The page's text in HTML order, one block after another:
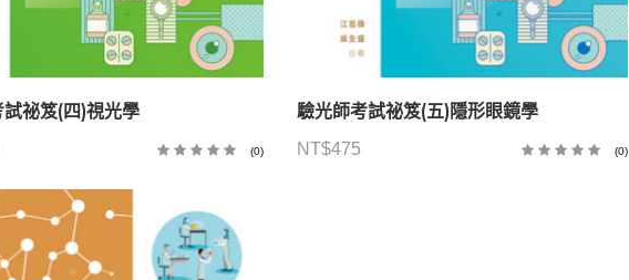
祕笈(四)視光學
(0)
驗光師考試祕笈(五)隱形眼鏡學
NT$475 (0)